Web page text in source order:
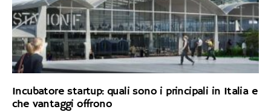
Incubatore startup: quali sono i principali in Italia e
che vantaggi offrono